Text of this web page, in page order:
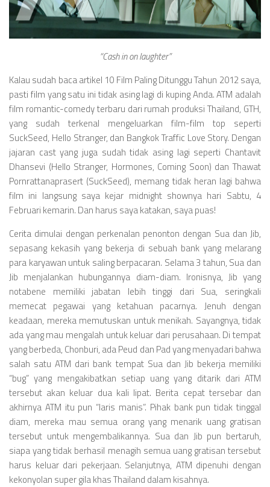
Television
“Cash in on laughter”
Kalau sudah baca artikel 10 Film Paling Ditunggu Tahun 2012 saya,
pasti film yang satu ini tidak asing lagi di kuping Anda. ATM adalah
film romantic-comedy terbaru dari rumah produksi Thailand, GTH,
yang sudah terkenal mengeluarkan film-film top seperti
SuckSeed, Hello Stranger, dan Bangkok Traffic Love Story. Dengan
jajaran cast yang juga sudah tidak asing lagi seperti Chantavit
Dhansevi (Hello Stranger, Hormones, Coming Soon) dan Thawat
Pornrattanaprasert (SuckSeed), memang tidak heran lagi bahwa
film ini langsung saya kejar midnight shownya hari Sabtu, 4
Februari kemarin. Dan harus saya katakan, saya puas!
Cerita dimulai dengan perkenalan penonton dengan Sua dan Jib,
sepasang kekasih yang bekerja di sebuah bank yang melarang
para karyawan untuk saling berpacaran. Selama 3 tahun, Sua dan
Jib menjalankan hubungannya diam-diam. Ironisnya, Jib yang
notabene memiliki jabatan lebih tinggi dari Sua, seringkali
memecat pegawai yang ketahuan pacarnya. Jenuh dengan
keadaan, mereka memutuskan untuk menikah. Sayangnya, tidak
ada yang mau mengalah untuk keluar dari perusahaan. Di tempat
yang berbeda, Chonburi, ada Peud dan Pad yang menyadari bahwa
salah satu ATM dari bank tempat Sua dan Jib bekerja memiliki
“bug” yang mengakibatkan setiap uang yang ditarik dari ATM
tersebut akan keluar dua kali lipat. Berita cepat tersebar dan
akhirnya ATM itu pun “laris manis”. Pihak bank pun tidak tinggal
diam, mereka mau semua orang yang menarik uang gratisan
tersebut untuk mengembalikannya. Sua dan Jib pun bertaruh,
siapa yang tidak berhasil menagih semua uang gratisan tersebut
harus keluar dari pekerjaan. Selanjutnya, ATM dipenuhi dengan
kekonyolan super gila khas Thailand dalam kisahnya.